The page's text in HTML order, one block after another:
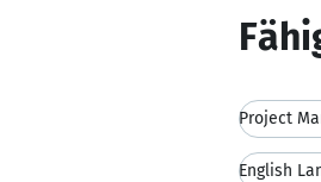
Project
English